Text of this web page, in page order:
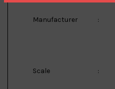
Manufacturer :
Scale :